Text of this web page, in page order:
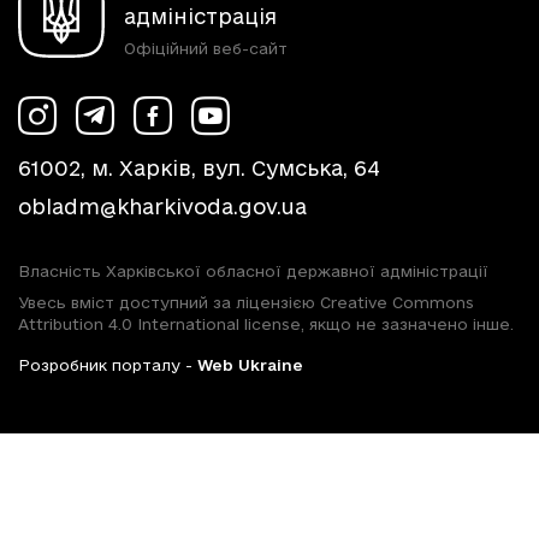
адміністрація
Офіційний веб-сайт
61002, м. Харків, вул. Сумська, 64
obladm@kharkivoda.gov.ua
Власність Харківської обласної державної адміністрації
Увесь вміст доступний за ліцензією Creative Commons
Attribution 4.0 International license, якщо не зазначено інше.
Розробник порталу - Web Ukraine